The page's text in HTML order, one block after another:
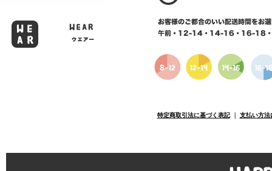
特定商取引法に基づく表記｜ 支払い方法